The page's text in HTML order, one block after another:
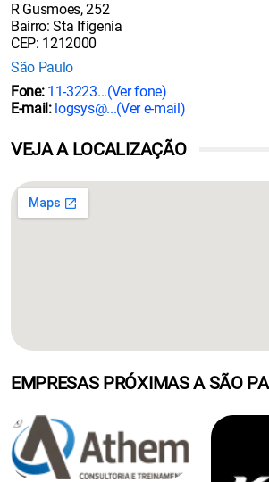
R Gusmoes, 252
Bairro: Sta Ifigenia
CEP: 1212000
São Paulo
Fone: 11-3223...(Ver fone)
E-mail: logsys@...(Ver e-mail)
VEJA A LOCALIZAÇÃO
EMPRESAS PRÓXIMAS A SÃO